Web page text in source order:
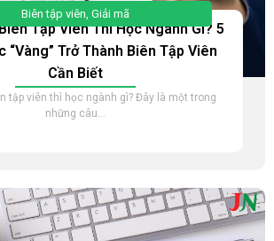
Biên tập viên, Giải mã
Tập Viên Thì Học Ngành Gì? 5
“Vàng” Trở Thành Biên Tập Viên
Cần Biết
tập viên thì học ngành gì? Đây là một trong
những câu...